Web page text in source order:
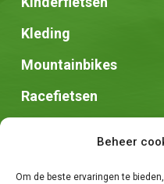
Beheer
Om de beste ervaringen te
Kleding
Mountainbikes
Racefietsen